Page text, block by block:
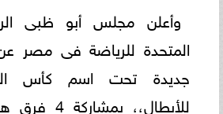
وأعلن مجلس أبو ظبى
المتحدة للرياضة فى مصر
جديدة تحت اسم كأس
للأبطال،،